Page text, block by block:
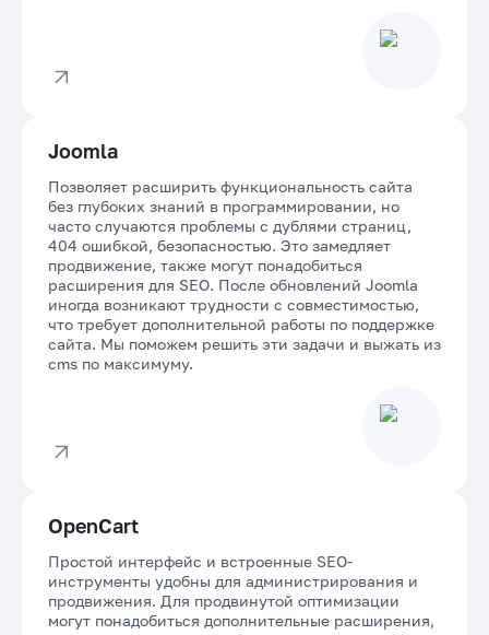
Joomla
Позволяет расширить функциональность сайта
без глубоких знаний в программировании, но
часто случаются проблемы с дублями страниц,
404 ошибкой, безопасностью. Это замедляет
продвижение, также могут понадобиться
расширения для SEO. После обновлений Joomla
иногда возникают трудности с совместимостью,
что требует дополнительной работы по поддержке
сайта. Мы поможем решить эти задачи и выжать из
cms по максимуму.
OpenCart
Простой интерфейс и встроенные SEO-
инструменты удобны для администрирования и
продвижения. Для продвинутой оптимизации
могут понадобиться дополнительные расширения,